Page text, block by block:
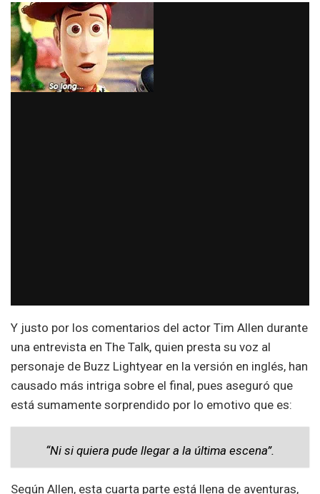
Y justo por los comentarios del actor Tim Allen durante
una entrevista en The Talk, quien presta su voz al
personaje de Buzz Lightyear en la versión en inglés, han
causado más intriga sobre el final, pues aseguró que
está sumamente sorprendido por lo emotivo que es:
“Ni si quiera pude llegar a la última escena”.
Según Allen, esta cuarta parte está llena de aventuras,